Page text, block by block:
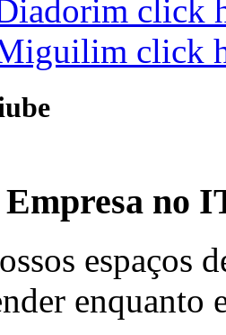
click
click
Empresa no
espaços
enquanto